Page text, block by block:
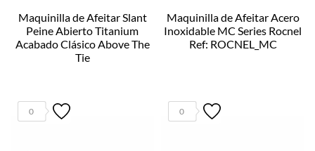
Maquinilla de Afeitar Slant
Peine Abierto Titanium
Acabado Clásico Above The
Tie
Maquinilla de Afeitar Acero
Inoxidable MC Series Rocnel
Ref: ROCNEL_MC
0 0